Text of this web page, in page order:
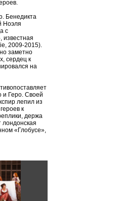
Бенедикта
Ноэля
с
известная
2009-2015).
заметно
сердец к
на
и Геро. Своей
лепил из
к
держа
«Глобусе»,